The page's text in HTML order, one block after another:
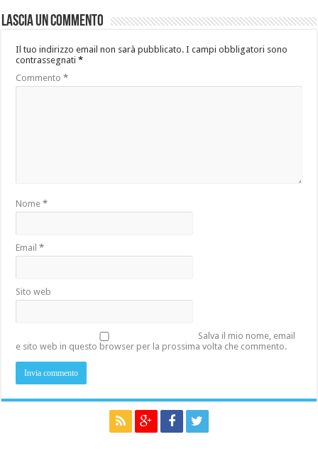
Lascia un commento
Il tuo indirizzo email non sarà pubblicato. I campi obbligatori sono
contrassegnati*
Commento*
Nome*
Email*
Sito web
Salva il mio nome, email
e sito web in questo browser per la prossima volta che commento.